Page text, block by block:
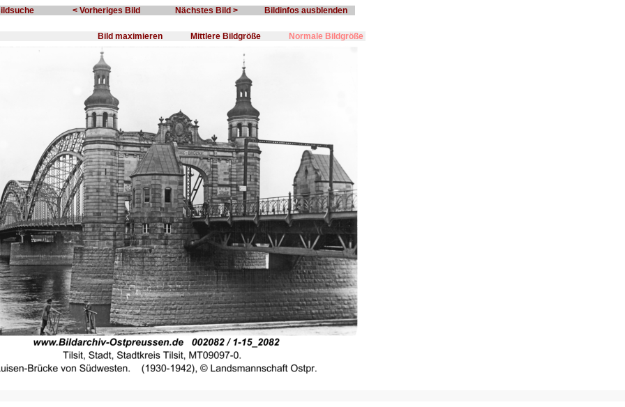
< Vorheriges Bild Nächstes Bild > Bildinfos ausblenden
Normale Bildgröße
Mittlere Bildgröße
Bild maximieren